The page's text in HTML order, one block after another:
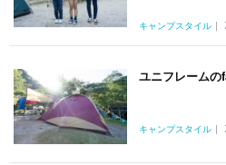
キャンプスタイル
ユニフレーム
キャンプスタイル